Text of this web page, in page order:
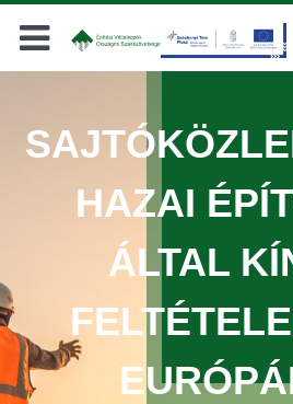
Keresés
HAZAI
ÁLTAL